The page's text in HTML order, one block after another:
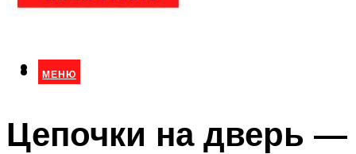
МЕНЮ
МЕНЮ
Цепочки на дверь —